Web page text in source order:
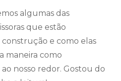
algumas das
que estão
e como elas
maneira como
nosso redor. Gostou do